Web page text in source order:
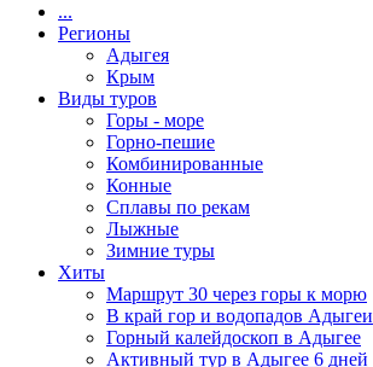
...
Регионы
Адыгея
Крым
Виды туров
Горы - море
Горно-пешие
Комбинированные
Конные
Сплавы по рекам
Лыжные
Зимние туры
Хиты
Маршрут 30 через горы к морю
В край гор и водопадов Адыгеи
Горный калейдоскоп в Адыгее
Активный тур в Адыгее 6 дней